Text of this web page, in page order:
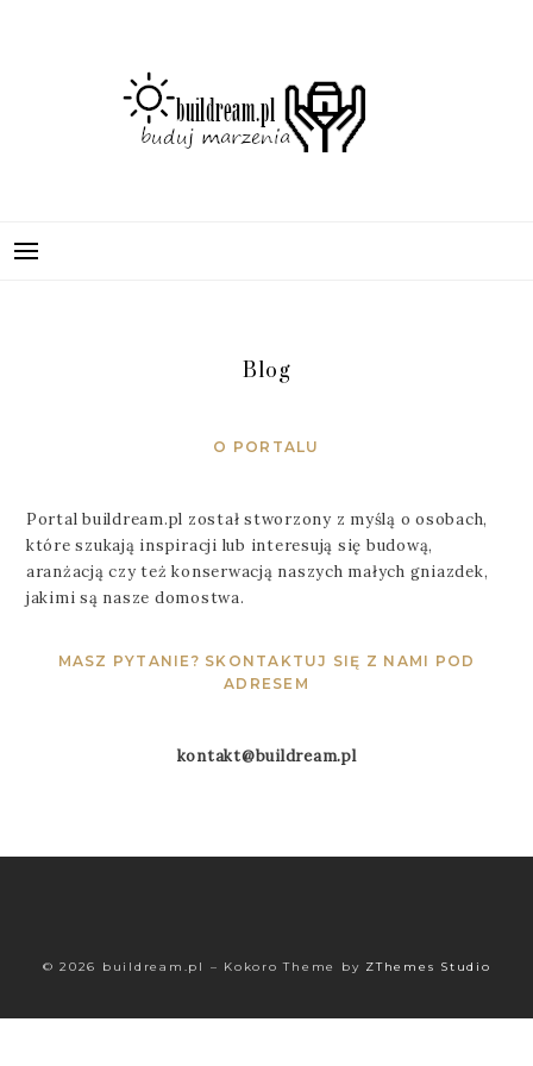
Blog
O PORTALU
Portal buildream.pl został stworzony z myślą o osobach,
które szukają inspiracji lub interesują się budową,
aranżacją czy też konserwacją naszych małych gniazdek,
jakimi są nasze domostwa.
MASZ PYTANIE? SKONTAKTUJ SIĘ Z NAMI POD
ADRESEM
kontakt@buildream.pl
© 2026 buildream.pl – Kokoro Theme by ZThemes Studio